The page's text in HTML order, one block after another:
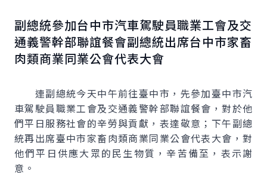
副總統參加台中市汽車駕駛員職業工會及交
通義警幹部聯誼餐會副總統出席台中市家畜
肉類商業同業公會代表大會
連副總統今天中午前往臺中市，先參加臺中市汽
車駕駛員職業工會及交通義警幹部聯誼餐會，對於他
們平日服務社會的辛勞與貢獻，表達敬意；下午副總
統再出席臺中市家畜肉類商業同業公會代表大會，對
他們平日供應大眾的民生物質，辛苦備至，表示謝
意。